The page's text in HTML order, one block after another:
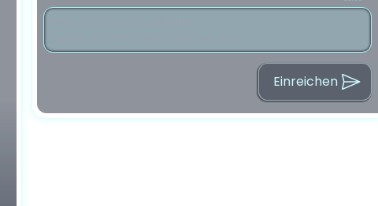
Einreichen